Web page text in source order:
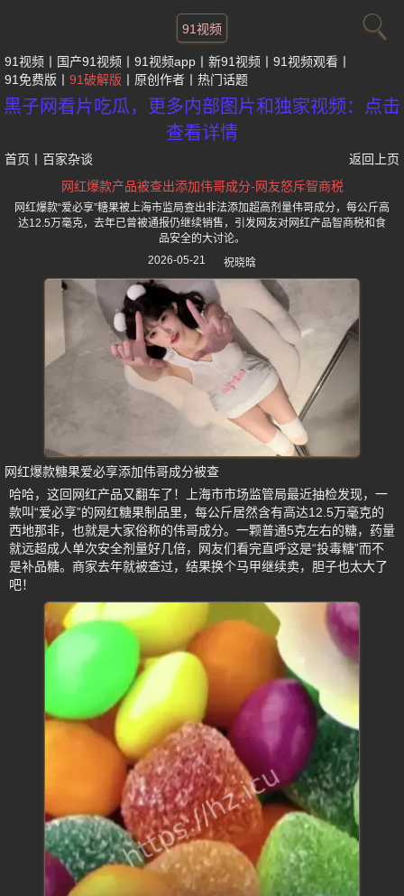
91视频
91视频 国产91视频 91视频app 新91视频
91视频观看
91免费版
91破解版 原创作者 热门话题
黑子网看片吃瓜，更多内部图片和独家视频：点击
查看详情
首页 百家杂谈
返回上页
网红爆款产品被查出添加伟哥成分-网友怒斥智商税
网红爆款“爱必享”糖果被上海市监局查出非法添加超高剂量伟哥成分，每公斤高
达12.5万毫克，去年已曾被通报仍继续销售，引发网友对网红产品智商税和食
品安全的大讨论。
2026-05-21
祝晓晗
网红爆款糖果爱必享添加伟哥成分被查
哈哈，这回网红产品又翻车了！上海市市场监管局最近抽检发现，一
款叫“爱必享”的网红糖果制品里，每公斤居然含有高达12.5万毫克的
西地那非，也就是大家俗称的伟哥成分。一颗普通5克左右的糖，药量
就远超成人单次安全剂量好几倍，网友们看完直呼这是“投毒糖”而不
是补品糖。商家去年就被查过，结果换个马甲继续卖，胆子也太大了
吧！